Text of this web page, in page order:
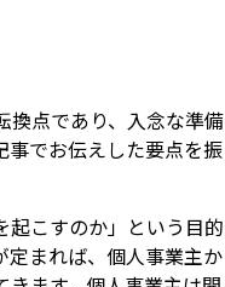
換点であり、入念な準備
事でお伝えした要点を振
起こすのか」という目的
定まれば、個人事業主か